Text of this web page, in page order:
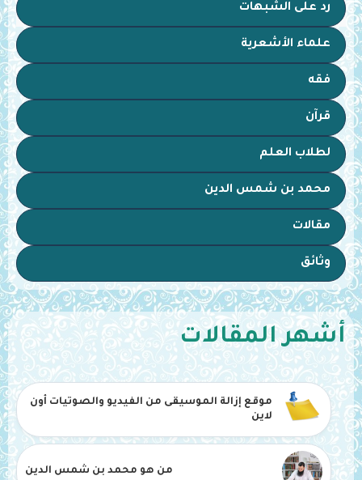
رد على الشبهات
علماء الأشعرية
فقه
قرآن
لطلاب العلم
محمد بن شمس الدين
مقالات
وثائق
أشهر المقالات
موقع إزالة الموسيقى من الفيديو والصوتيات أون
لاين
من هو محمد بن شمس الدين